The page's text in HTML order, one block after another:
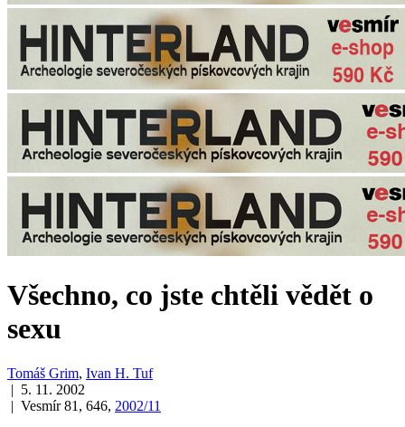
Všechno, co jste chtěli vědět o
sexu
Tomáš Grim, Ivan H. Tuf
| 5. 11. 2002
| Vesmír 81, 646, 2002/11